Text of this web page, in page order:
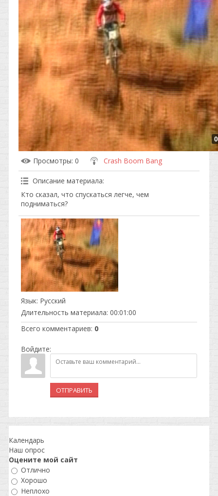
Просмотры: 0 Crash Boom Bang
Описание материала:
Кто сказал, что спускаться легче, чем
подниматься?
Язык: Русский
Длительность материала: 00:01:00
Всего комментариев: 0
Войдите:
ОТПРАВИТЬ
Календарь
Наш опрос
Оцените мой сайт
Отлично
Хорошо
Неплохо